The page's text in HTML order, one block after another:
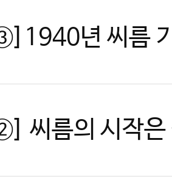
년 씨름
씨름의 시작은 샅